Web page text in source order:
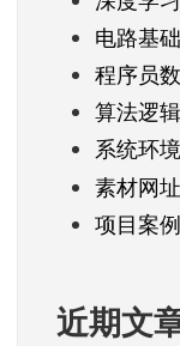
电路基础
程序员
算法逻辑
系统环境
素材网址
项目案例
近期文